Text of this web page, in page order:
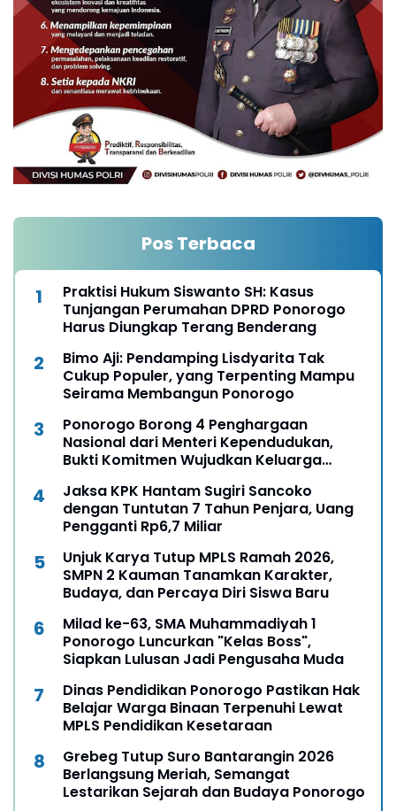
Pos Terbaca
Praktisi Hukum Siswanto SH: Kasus
Tunjangan Perumahan DPRD Ponorogo
Harus Diungkap Terang Benderang
Bimo Aji: Pendamping Lisdyarita Tak
Cukup Populer, yang Terpenting Mampu
Seirama Membangun Ponorogo
Ponorogo Borong 4 Penghargaan
Nasional dari Menteri Kependudukan,
Bukti Komitmen Wujudkan Keluarga
Jaksa KPK Hantam Sugiri Sancoko
dengan Tuntutan 7 Tahun Penjara, Uang
Pengganti Rp6,7 Miliar
Unjuk Karya Tutup MPLS Ramah 2026,
SMPN 2 Kauman Tanamkan Karakter,
Budaya, dan Percaya Diri Siswa Baru
Milad ke-63, SMA Muhammadiyah 1
Ponorogo Luncurkan "Kelas Boss",
Siapkan Lulusan Jadi Pengusaha Muda
Dinas Pendidikan Ponorogo Pastikan Hak
Belajar Warga Binaan Terpenuhi Lewat
MPLS Pendidikan Kesetaraan
Grebeg Tutup Suro Bantarangin 2026
Berlangsung Meriah, Semangat
Lestarikan Sejarah dan Budaya Ponorogo